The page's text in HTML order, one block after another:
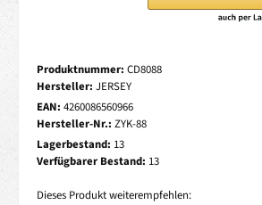
Produktnummer: CD8088
Hersteller: JERSEY
EAN: 4260086560966
Hersteller-Nr.: ZYK-88
Lagerbestand: 13
Verfügbarer Bestand: 13
Dieses Produkt weiterempfehlen: